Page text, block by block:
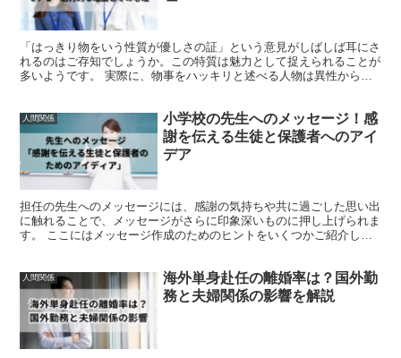
「はっきり物をいう性質が優しさの証」という意見がしばしば耳にさ
れるのはご存知でしょうか。この特質は魅力として捉えられることが
多いようです。 実際に、物事をハッキリと述べる人物は異性からの
人間関係
小学校の先生へのメッセージ！感
謝を伝える生徒と保護者へのアイ
デア
担任の先生へのメッセージには、感謝の気持ちや共に過ごした思い出
に触れることで、メッセージがさらに印象深いものに押し上げられま
す。 ここにはメッセージ作成のためのヒントをいくつかご紹介しま
人間関係
海外単身赴任の離婚率は？国外勤
務と夫婦関係の影響を解説